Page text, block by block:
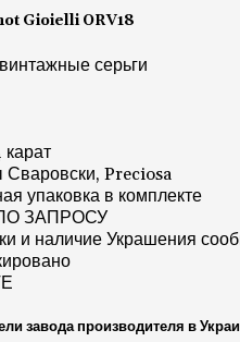
Gioielli ORV18
серьги
Сваровски, Preciosa
упаковка в комплекте
ЗАПРОСУ
и наличие Украшения
завода производителя в